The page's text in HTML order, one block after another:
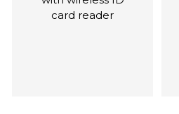
card reader